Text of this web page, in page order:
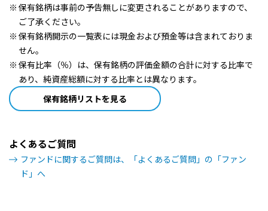
保有銘柄は事前の予告無しに変更されることがありますので、
ご了承ください。
保有銘柄開示の一覧表には現金および預金等は含まれておりま
せん。
保有比率（％）は、保有銘柄の評価金額の合計に対する比率で
あり、純資産総額に対する比率とは異なります。
保有銘柄リストを見る
よくあるご質問
ファンドに関するご質問は、「よくあるご質問」の「ファン
ド」へ